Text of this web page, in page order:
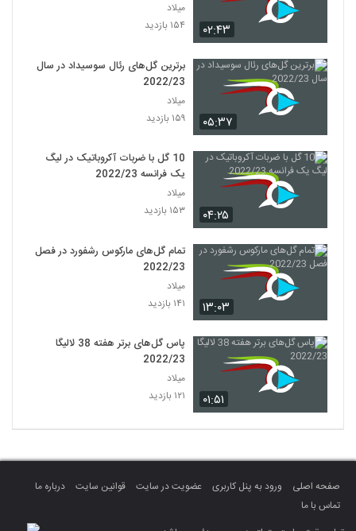
۰۲:۴۳
میلاد
۱۵۴ بازدید
۰۵:۳۷
برترین گل‌های رئال سوسیداد در سال
2022/23
میلاد
۱۵۹ بازدید
۰۴:۲۵
10 گل با ضربات آکروباتیک در لیگ
یک فرانسه 2022/23
میلاد
۱۵۳ بازدید
۱۳:۰۳
تمام گل‌های مارکوس رشفورد در فصل
2022/23
میلاد
۱۴۱ بازدید
۰۱:۵۱
پاس گل‌های برتر هفته 38 لالیگا
2022/23
میلاد
۱۲۱ بازدید
صفحه اصلی ورود به پنل کاربری عضویت در سایت قوانین سایت
درباره ما
تماس با ما